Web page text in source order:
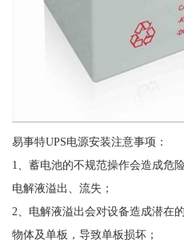
易事特UPS电源安装注意事项：
1、蓄电池的不规范操作会造成危
电解液溢出、流失；
2、电解液溢出会对设备造成潜在
物体及单板，导致单板损坏；